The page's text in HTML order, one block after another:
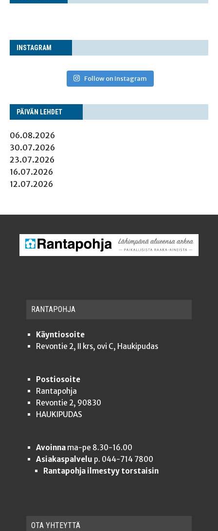
INS­TA­GRAM
Follow on Instagram
PÄI­VÄN LEHDET
06.08.2026
30.07.2026
23.07.2026
16.07.2026
12.07.2026
RAN­TA­POH­JA
Käyntiosoite
Revontie 2, II krs, ovi C, Haukipudas
Postiosoite
Rantapohja
Revontie 2, 90830
HAUKIPUDAS
Avoinnama-pe 8.30-16.00
Asiakaspalvelu p. 044-714 7800
Rantapohja ilmestyy torstaisin
OTA YHTEYT­TÄ